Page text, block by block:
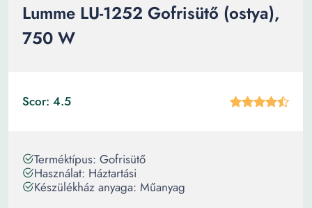
Lumme LU-1252 Gofrisütő (ostya),
750 W
Scor: 4.5
Terméktípus: Gofrisütő
Használat: Háztartási
Készülékház anyaga: Műanyag